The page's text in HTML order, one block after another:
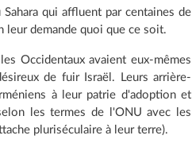
qui affluent par centaines de
leur demande quoi que ce soit.
Occidentaux avaient eux-mêmes
de fuir Israël. Leurs arrière-
à leur patrie d'adoption et
les termes de l'ONU avec les
pluriséculaire à leur terre).